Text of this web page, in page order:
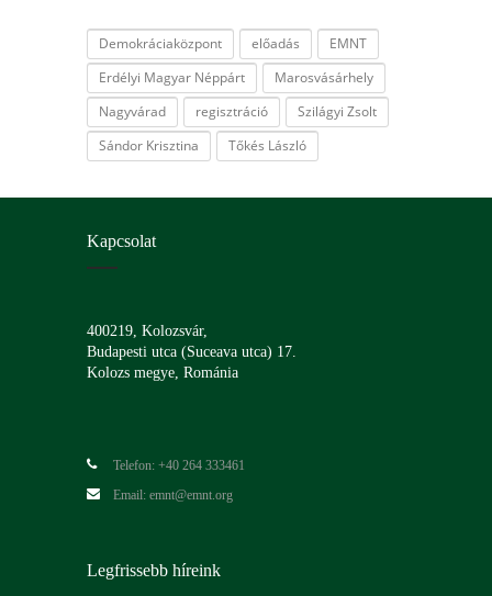
Demokráciaközpont előadás
EMNT
Erdélyi Magyar Néppárt
Marosvásárhely
Nagyvárad
regisztráció
Szilágyi Zsolt
Sándor Krisztina
Tőkés László
Kapcsolat
400219, Kolozsvár,
Budapesti utca (Suceava utca) 17.
Kolozs megye, Románia
Telefon: +40 264 333461
Email: emnt@emnt.org
Legfrissebb híreink